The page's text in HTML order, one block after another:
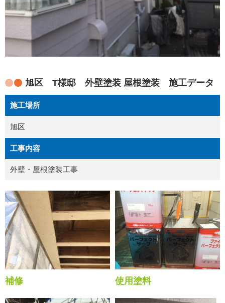
旭区 T様邸 外壁塗装 屋根塗装 施工データ
施工場所
旭区
工事内容
外壁・屋根塗装工事
補修 使用塗料